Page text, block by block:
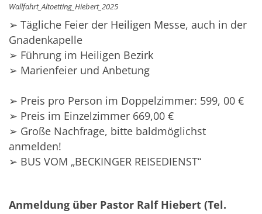
Wallfahrt_Altoetting_Hiebert_2025
➢ Tägliche Feier der Heiligen Messe, auch in der
Gnadenkapelle
➢ Führung im Heiligen Bezirk
➢ Marienfeier und Anbetung
➢ Preis pro Person im Doppelzimmer: 599, 00 €
➢ Preis im Einzelzimmer 669,00 €
➢ Große Nachfrage, bitte baldmöglichst
anmelden!
➢ BUS VOM „BECKINGER REISEDIENST“
Anmeldung über Pastor Ralf Hiebert (Tel.